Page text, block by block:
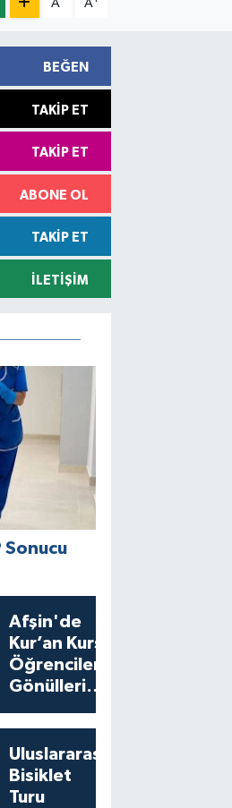
A A
BEĞEN
TAKIP ET
TAKIP ET
ABONE OL
TAKIP ET
İLETIŞIM
Sonucu
Afşin'de
Kur’an Kursu
Öğrencilerine
Gönülleri
Uluslararası
Bisiklet
Turu